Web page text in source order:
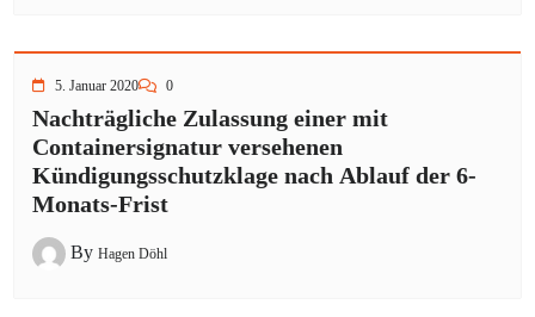
5. Januar 2020 0
Nachträgliche Zulassung einer mit
Containersignatur versehenen
Kündigungsschutzklage nach Ablauf der 6-
Monats-Frist
By Hagen Döhl